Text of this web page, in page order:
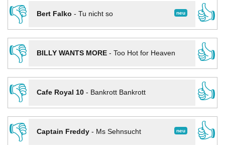
👎
neu
Bert Falko - Tu nicht so
👍
👎
BILLY WANTS MORE- Too Hot for Heaven
👍
👎
Cafe Royal 10- Bankrott Bankrott
👍
👎
neu
Captain Freddy- Ms Sehnsucht
👍